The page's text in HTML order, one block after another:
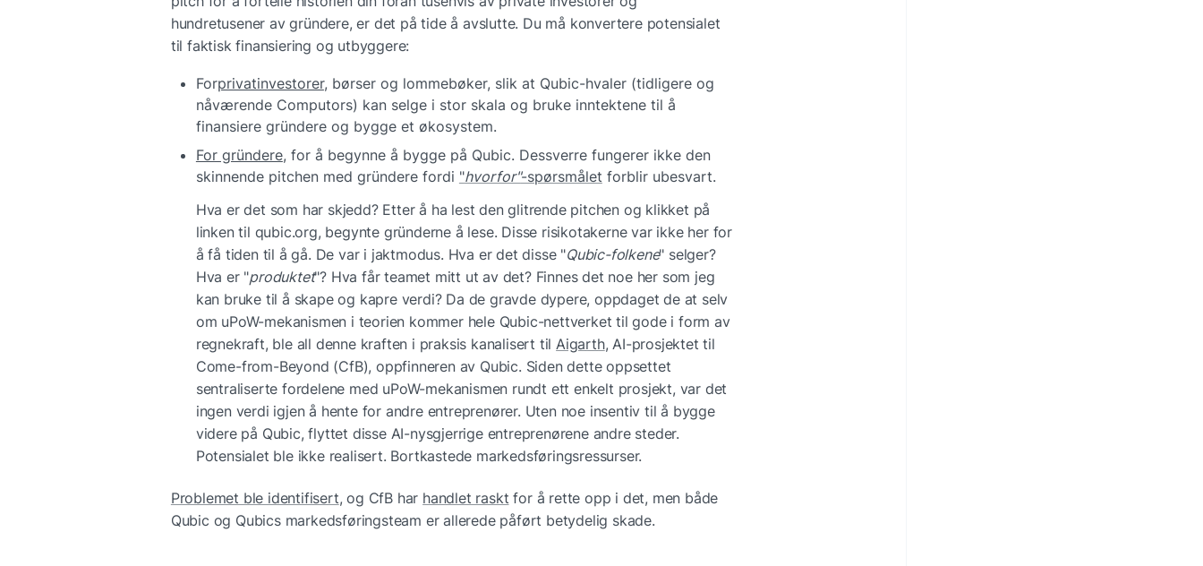
hundretusener av gründere, er det på tide å avslutte. Du må konvertere potensialet
til faktisk finansiering og utbyggere:
Forprivatinvestorer, børser og lommebøker, slik at Qubic-hvaler (tidligere og
nåværende Computors) kan selge i stor skala og bruke inntektene til å
finansiere gründere og bygge et økosystem.
For gründere, for å begynne å bygge på Qubic. Dessverre fungerer ikke den
skinnende pitchen med gründere fordi "hvorfor"-spørsmålet forblir ubesvart.
Hva er det som har skjedd? Etter å ha lest den glitrende pitchen og klikket på
linken til qubic.org, begynte gründerne å lese. Disse risikotakerne var ikke her for
å få tiden til å gå. De var i jaktmodus. Hva er det disse "Qubic-folkene" selger?
Hva er "produktet"? Hva får teamet mitt ut av det? Finnes det noe her som jeg
kan bruke til å skape og kapre verdi? Da de gravde dypere, oppdaget de at selv
om uPoW-mekanismen i teorien kommer hele Qubic-nettverket til gode i form av
regnekraft, ble all denne kraften i praksis kanalisert til Aigarth, AI-prosjektet til
Come-from-Beyond (CfB), oppfinneren av Qubic. Siden dette oppsettet
sentraliserte fordelene med uPoW-mekanismen rundt ett enkelt prosjekt, var det
ingen verdi igjen å hente for andre entreprenører. Uten noe insentiv til å bygge
videre på Qubic, flyttet disse AI-nysgjerrige entreprenørene andre steder.
Potensialet ble ikke realisert. Bortkastede markedsføringsressurser.
Problemet ble identifisert, og CfB har handlet raskt for å rette opp i det, men både
Qubic og Qubics markedsføringsteam er allerede påført betydelig skade.